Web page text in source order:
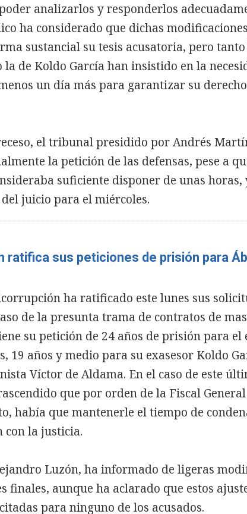
analizarlos y responderlos
ha considerado que dichas
sustancial su tesis acusatoria, pero
la de Koldo García han insistido en la
un día más para garantizar su
el tribunal presidido por Andrés
la petición de las defensas, pese a
suficiente disponer de unas horas,
juicio para el miércoles.
ratifica sus peticiones de prisión para
ha ratificado este lunes sus
de la presunta trama de contratos de
su petición de 24 años de prisión para
19 años y medio para su exasesor Koldo
Víctor de Aldama. En el caso de este
que por orden de la Fiscal
había que mantenerle el tiempo de
con la justicia.
Luzón, ha informado de ligeras
finales, aunque ha aclarado que estos
para ninguno de los acusados.